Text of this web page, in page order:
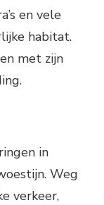
en vele
habitat.
met zijn
in
Weg
verkeer,